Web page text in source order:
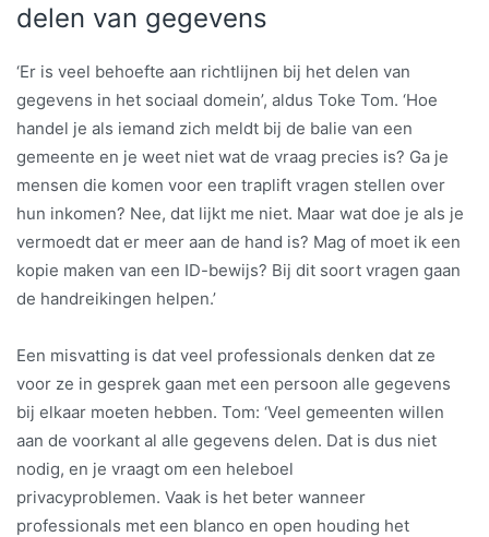
delen van gegevens
‘Er is veel behoefte aan richtlijnen bij het delen van
gegevens in het sociaal domein’, aldus Toke Tom. ‘Hoe
handel je als iemand zich meldt bij de balie van een
gemeente en je weet niet wat de vraag precies is? Ga je
mensen die komen voor een traplift vragen stellen over
hun inkomen? Nee, dat lijkt me niet. Maar wat doe je als je
vermoedt dat er meer aan de hand is? Mag of moet ik een
kopie maken van een ID-bewijs? Bij dit soort vragen gaan
de handreikingen helpen.’
Een misvatting is dat veel professionals denken dat ze
voor ze in gesprek gaan met een persoon alle gegevens
bij elkaar moeten hebben. Tom: ‘Veel gemeenten willen
aan de voorkant al alle gegevens delen. Dat is dus niet
nodig, en je vraagt om een heleboel
privacyproblemen. Vaak is het beter wanneer
professionals met een blanco en open houding het